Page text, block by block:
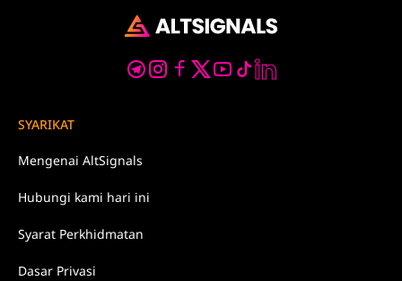
SYARIKAT
Mengenai AltSignals
Hubungi kami hari ini
Syarat Perkhidmatan
Dasar Privasi